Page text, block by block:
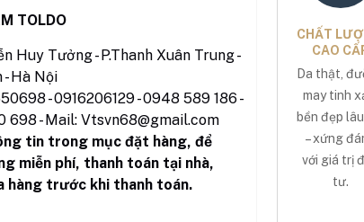
TOLDO
Huy Tưởng - P.Thanh Xuân Trung -
- Hà Nội
- 0916206129 - 0948 589 186 -
698 - Mail: Vtsvn68@gmail.com
tin trong mục đặt hàng, để
miễn phí, thanh toán tại nhà,
hàng trước khi thanh toán.
CHẤT
CAO
Da thật,
may tinh
bền đẹp
– xứng
với giá trị
tư.